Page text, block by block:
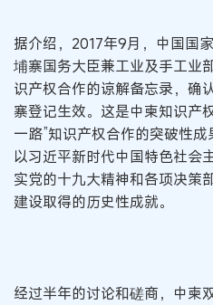
据介绍，2017年9月，中国国
埔寨国务大臣兼工业及手工业
识产权合作的谅解备忘录，确
寨登记生效。这是中柬知识产
一路”知识产权合作的突破性
以习近平新时代中国特色社会
实党的十九大精神和各项决策
建设取得的历史性成就。
经过半年的讨论和磋商，中柬